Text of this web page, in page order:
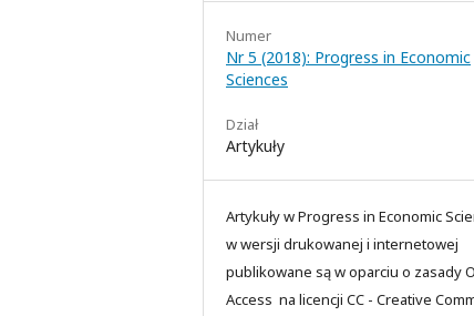
Numer
Nr 5 (2018): Progress in Economic
Sciences
Dział
Artykuły
Artykuły w Progress in Economic
w wersji drukowanej i internetowej
publikowane są w oparciu o zasady
Access na licencji CC - Creative